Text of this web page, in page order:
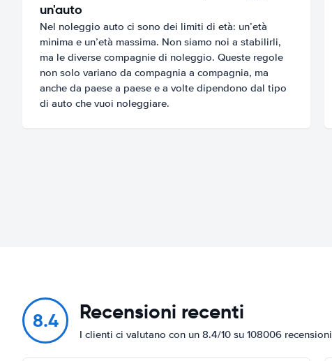
un'auto
Nel noleggio auto ci sono dei limiti di età: un’età
minima e un’età massima. Non siamo noi a stabilirli,
ma le diverse compagnie di noleggio. Queste regole
non solo variano da compagnia a compagnia, ma
anche da paese a paese e a volte dipendono dal tipo
di auto che vuoi noleggiare.
8.4 Recensioni recenti
I clienti ci valutano con un 8.4/10 su 108006 recensioni